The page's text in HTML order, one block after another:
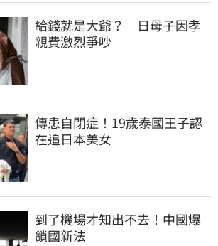
給錢就是大爺？　日母子因孝
親費激烈爭吵
傳患自閉症！19歲泰國王子認
在追日本美女
到了機場才知出不去！中國爆
鎖國新法